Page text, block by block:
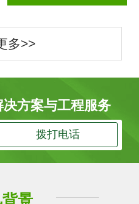
多>>
方案与工程服务
拨打电话
景